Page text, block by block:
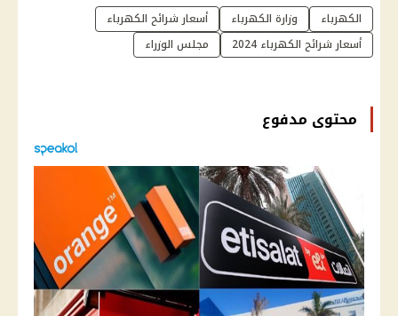
الكهرباء وزارة الكهرباء
أسعار شرائح الكهرباء
أسعار شرائح الكهرباء 2024
مجلس الوزراء
محتوى مدفوع